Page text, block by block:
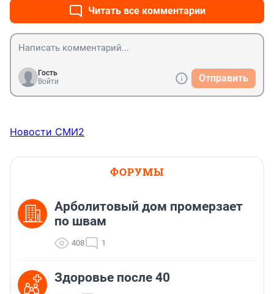
Читать все комментарии
Гость
Войти
Отправить
Новости СМИ2
ФОРУМЫ
Арболитовый дом промерзает
по швам
408 1
Здоровье после 40